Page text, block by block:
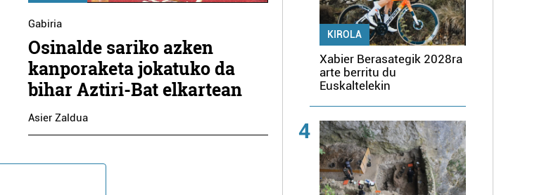
Gabiria
Osinalde sariko azken
kanporaketa jokatuko da
bihar Aztiri-Bat elkartean
Asier Zaldua
KIROLA
Xabier Berasategik 2028ra
arte berritu du
Euskaltelekin
4